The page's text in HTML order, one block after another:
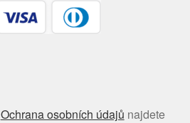
Ochrana osobních údajů najdete